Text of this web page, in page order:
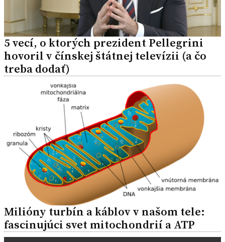
5 vecí, o ktorých prezident Pellegrini
hovoril v čínskej štátnej televízii (a čo
treba dodať)
Milióny turbín a káblov v našom tele:
fascinujúci svet mitochondrií a ATP